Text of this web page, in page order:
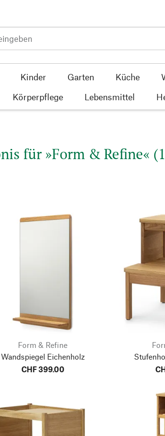
Kinder Garten Küche
Körperpflege Lebensmittel
für »Form & Refine«
Form & Refine
Wandspiegel Eichenholz
CHF 399.00